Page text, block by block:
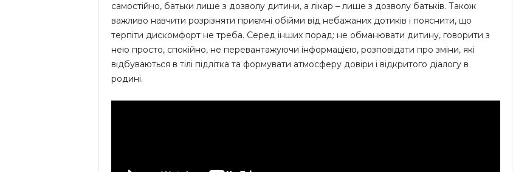
самостійно, батьки лише з дозволу дитини, а лікар – лише з дозволу батьків. Також
важливо навчити розрізняти приємні обійми від небажаних дотиків і пояснити, що
терпіти дискомфорт не треба. Серед інших порад: не обманювати дитину, говорити з
нею просто, спокійно, не перевантажуючи інформацією, розповідати про зміни, які
відбуваються в тілі підлітка та формувати атмосферу довіри і відкритого діалогу в
родині.